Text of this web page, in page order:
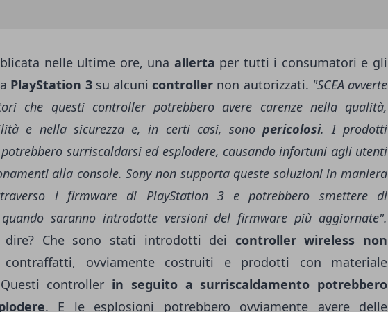
nelle ultime ore, una allerta per tutti i consumatori e gli
PlayStation 3 su alcuni controller non autorizzati. "SCEA avverte
che questi controller potrebbero avere carenze nella qualità,
e nella sicurezza e, in certi casi, sonopericolosi. I prodotti
surriscaldarsi ed esplodere, causando infortuni agli utenti
alla console. Sony non supporta queste soluzioni in maniera
i firmware di PlayStation 3 e potrebbero smettere di
saranno introdotte versioni del firmware più aggiornate".
dire? Che sono stati introdotti dei controller wireless non
ovviamente costruiti e prodotti con materiale
controller in seguito a surriscaldamento potrebbero
. E le esplosioni potrebbero ovviamente avere delle